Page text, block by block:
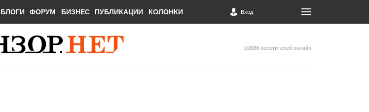
БЛОГИ ФОРУМ БИЗНЕС ПУБЛИКАЦИИ КОЛОНКИ Вход
10688 посетителей онлайн